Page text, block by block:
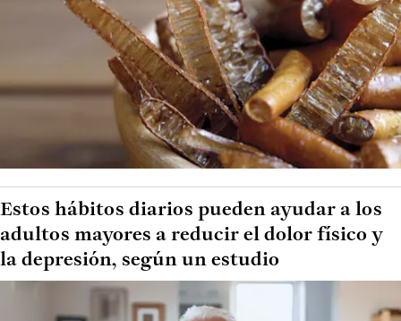
Estos hábitos diarios pueden ayudar a los
adultos mayores a reducir el dolor físico y
la depresión, según un estudio